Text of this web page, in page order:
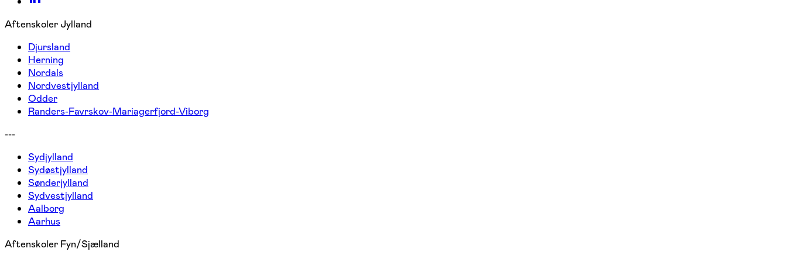
Aftenskoler Jylland
Djursland
Herning
Nordals
Nordvestjylland
Odder
Randers-Favrskov-Mariagerfjord-Viborg
---
Sydjylland
Sydøstjylland
Sønderjylland
Sydvestjylland
Aalborg
Aarhus
Aftenskoler Fyn/Sjælland